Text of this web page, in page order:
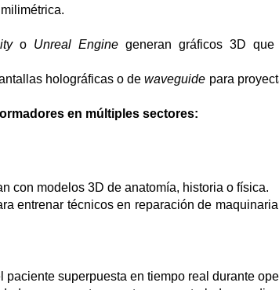
o Unreal Engine generan gráficos 3D que
holográficas o dewaveguide para
en múltiples sectores:
con modelos 3D de anatomía, historia o física.
entrenar técnicos en reparación de
superpuesta en tiempo real durante